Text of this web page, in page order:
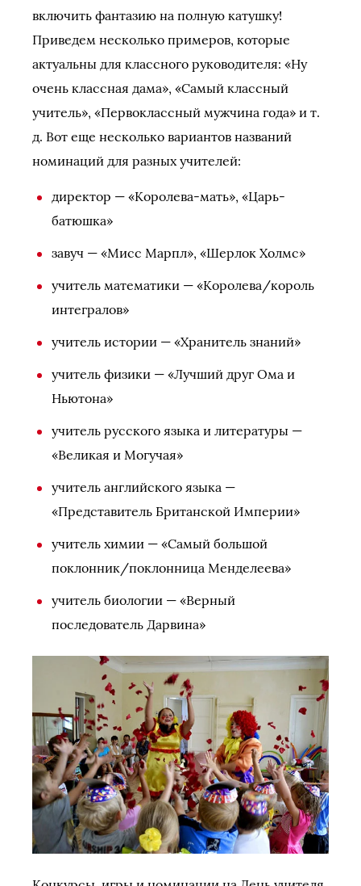
включить фантазию на полную катушку!
Приведем несколько примеров, которые
актуальны для классного руководителя: «Ну
очень классная дама», «Самый классный
учитель», «Первоклассный мужчина года» и т.
д. Вот еще несколько вариантов названий
номинаций для разных учителей:
директор — «Королева-мать», «Царь-
батюшка»
завуч — «Мисс Марпл», «Шерлок Холмс»
учитель математики — «Королева/король
интегралов»
учитель истории — «Хранитель знаний»
учитель физики — «Лучший друг Ома и
Ньютона»
учитель русского языка и литературы —
«Великая и Могучая»
учитель английского языка —
«Представитель Британской Империи»
учитель химии — «Самый большой
поклонник/поклонница Менделеева»
учитель биологии — «Верный
последователь Дарвина»